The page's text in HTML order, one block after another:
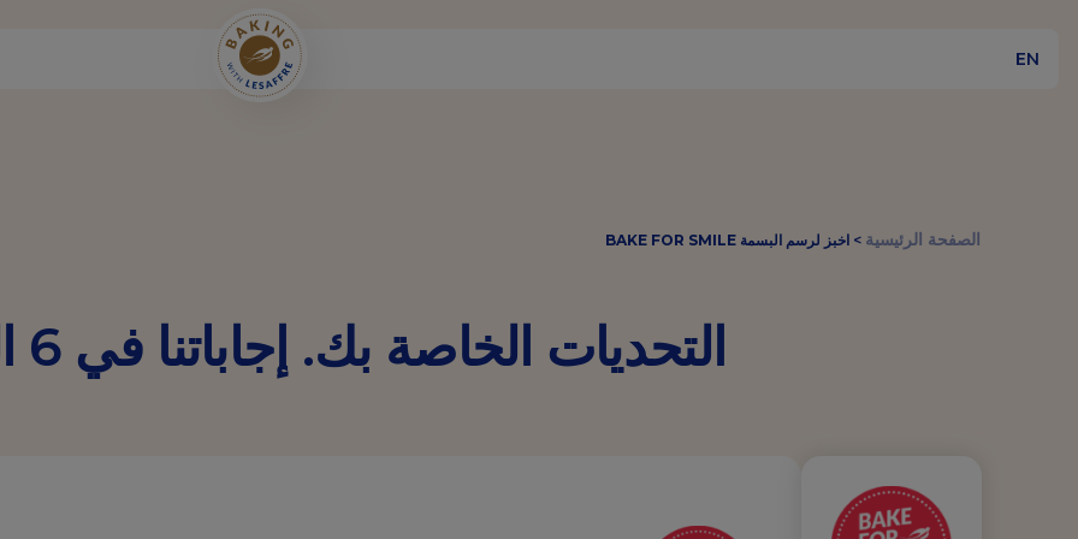
EN
الصفحة الرئيسية > اخبز لرسم البسمة BAKE FOR SMILE
التحديات الخاصة بك. إجاباتنا في 6 التزامات